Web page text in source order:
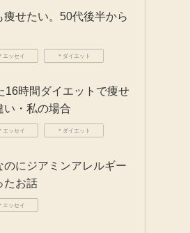
痩せたい。50代後半から
エッセイ ＊ダイエット
16時間ダイエットで痩せ
い・私の場合
エッセイ ＊ダイエット
のにジアミンアレルギー
たお話
エッセイ